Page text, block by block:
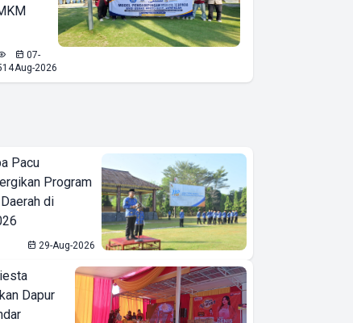
07-
Aug-2026
Pacu
Program
di
29-Aug-2026
Dapur